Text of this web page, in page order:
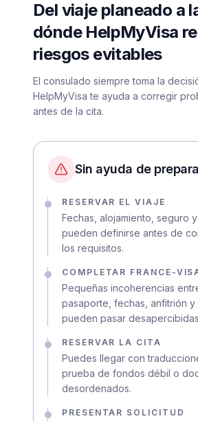
Del viaje planeado a
dónde HelpMyVisa
riesgos evitables
El consulado siempre toma la
HelpMyVisa te ayuda a corregir
antes de la cita.
Sin ayuda de
RESERVAR EL VIAJE
Fechas, alojamiento, seguro
pueden definirse antes de
los requisitos.
COMPLETAR FRANCE-
Pequeñas incoherencias
pasaporte, fechas, anfitrión y
pueden pasar
RESERVAR LA CITA
Puedes llegar con
prueba de fondos débil o
desordenados.
PRESENTAR SOLICITUD